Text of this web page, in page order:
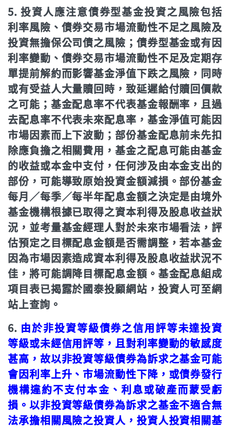
5. 投資人應注意債券型基金投資之風險包括
利率風險、債券交易市場流動性不足之風險及
投資無擔保公司債之風險；債券型基金或有因
利率變動、債券交易市場流動性不足及定期存
單提前解約而影響基金淨值下跌之風險，同時
或有受益人大量贖回時，致延遲給付贖回價款
之可能；基金配息率不代表基金報酬率，且過
去配息率不代表未來配息率，基金淨值可能因
市場因素而上下波動；部份基金配息前未先扣
除應負擔之相關費用，基金之配息可能由基金
的收益或本金中支付，任何涉及由本金支出的
部份，可能導致原始投資金額減損。部份基金
每月／每季／每半年配息金額之決定是由境外
基金機構根據已取得之資本利得及股息收益狀
況，並考量基金經理人對於未來市場看法，評
估預定之目標配息金額是否需調整，若本基金
因為市場因素造成資本利得及股息收益狀況不
佳，將可能調降目標配息金額。基金配息組成
項目表已揭露於國泰投顧網站，投資人可至網
站上查詢。
6. 由於非投資等級債券之信用評等未達投資
等級或未經信用評等，且對利率變動的敏感度
甚高，故以非投資等級債券為訴求之基金可能
會因利率上升、市場流動性下降，或債券發行
機構違約不支付本金、利息或破產而蒙受虧
損。以非投資等級債券為訴求之基金不適合無
法承擔相關風險之投資人，投資人投資相關基